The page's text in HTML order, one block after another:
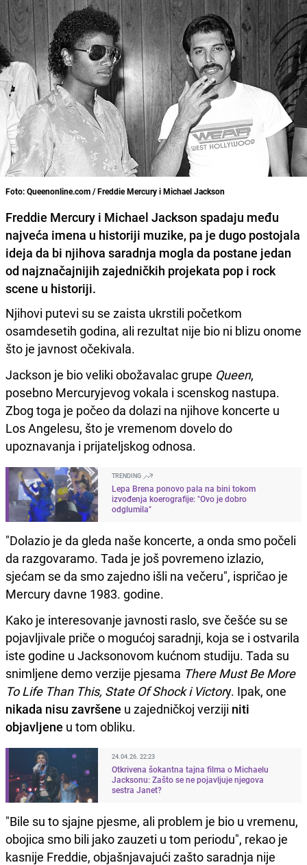
Foto: Queenonline.com / Freddie Mercury i Michael Jackson
Freddie Mercury i Michael Jackson spadaju među
najveća imena u historiji muzike, pa je dugo postojala
ideja da bi njihova saradnja mogla da postane jedan
od najznačajnijih zajedničkih projekata pop i rock
scene u historiji.
Njihovi putevi su se zaista ukrstili početkom
osamdesetih godina, ali rezultat nije bio ni blizu onome
što je javnost očekivala.
Jackson je bio veliki obožavalac grupe Queen,
posebno Mercuryjevog vokala i scenskog nastupa.
Zbog toga je počeo da dolazi na njihove koncerte u
Los Angelesu, što je vremenom dovelo do
upoznavanja i prijateljskog odnosa.
TRENDING
Lepa Brena ponovo pala na bini tokom
izvođenja koerografije: "Ovo je dobro
odglumila"
"Dolazio je da gleda naše koncerte, a onda smo počeli
da razgovaramo. Tada je još povremeno izlazio,
sjećam se da smo zajedno išli na večeru", ispričao je
Mercury davne 1983. godine.
Kako je interesovanje javnosti raslo, sve češće su se
pojavljivale priče o mogućoj saradnji, koja se i ostvarila
iste godine u Jacksonovom kućnom studiju. Tada su
snimljene demo verzije pjesama There Must Be More
To Life Than This, State Of Shock i Victory. Ipak, one
nikada nisu završene u zajedničkoj verziji niti
objavljene u tom obliku.
24.04.26. 22:23
Otkrivena šokantna tajna filma o Michaelu
Jacksonu: Zašto se ne pojavljuje njegova
sestra Janet?
"Bile su to sjajne pjesme, ali problem je bio u vremenu,
obojica smo bili jako zauzeti u tom periodu", rekao je
kasnije Freddie, objašnjavajući zašto saradnja nije